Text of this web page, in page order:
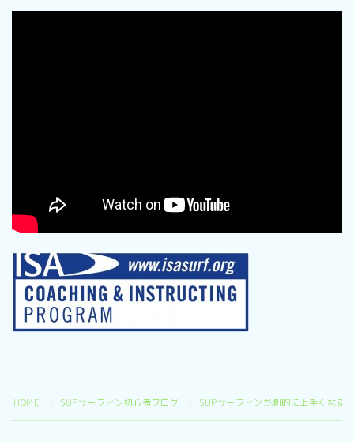
HOME ＞ SUPサーフィン初心者ブログ ＞ SUPサーフィンが劇的に上手くなる